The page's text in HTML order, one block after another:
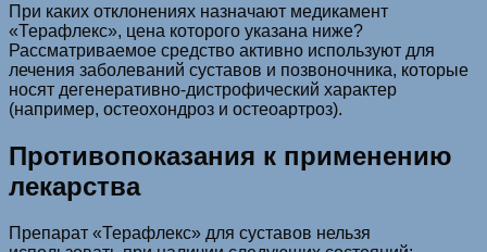
При каких отклонениях назначают медикамент
«Терафлекс», цена которого указана ниже?
Рассматриваемое средство активно используют для
лечения заболеваний суставов и позвоночника, которые
носят дегенеративно-дистрофический характер
(например, остеохондроз и остеоартроз).
Противопоказания к применению
лекарства
Препарат «Терафлекс» для суставов нельзя